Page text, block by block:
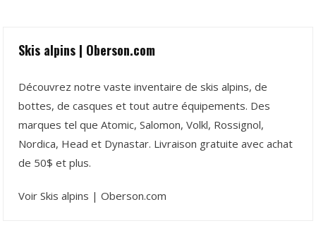
Skis alpins | Oberson.com
Découvrez notre vaste inventaire de skis alpins, de
bottes, de casques et tout autre équipements. Des
marques tel que Atomic, Salomon, Volkl, Rossignol,
Nordica, Head et Dynastar. Livraison gratuite avec achat
de 50$ et plus.
Voir Skis alpins | Oberson.com